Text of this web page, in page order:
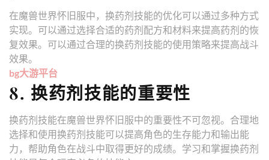
在魔兽世界怀旧服中，换药剂技能的优化可以通过多种方式
实现。可以通过选择合适的药剂配方和材料来提高药剂的恢
复效果。可以通过合理的换药剂技能的使用策略来提高战斗
效果。
bg大游平台
8. 换药剂技能的重要性
换药剂技能在魔兽世界怀旧服中的重要性不可忽视。合理地
选择和使用换药剂技能可以提高角色的生存能力和输出能
力，帮助角色在战斗中取得更好的成绩。学习和掌握换药剂